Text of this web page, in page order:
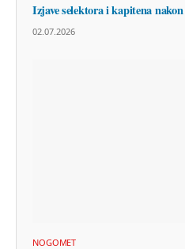
Izjave selektora i kapitena
02.07.2026
NOGOMET